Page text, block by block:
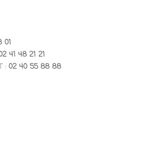
01
41 48 21 21
: 02 40 55 88 88